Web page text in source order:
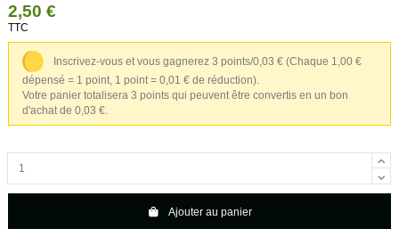
2,50 €
TTC
Inscrivez-vous et vous gagnerez 3 points/0,03 € (Chaque 1,00 €
dépensé = 1 point, 1 point = 0,01 € de réduction).
Votre panier totalisera 3 points qui peuvent être convertis en un bon
d'achat de 0,03 €.
Ajouter au panier